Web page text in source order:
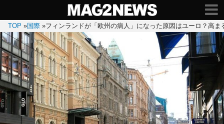
TOP »国際 »フィンランドが「欧州の病人」になった原因はユーロ？高ま